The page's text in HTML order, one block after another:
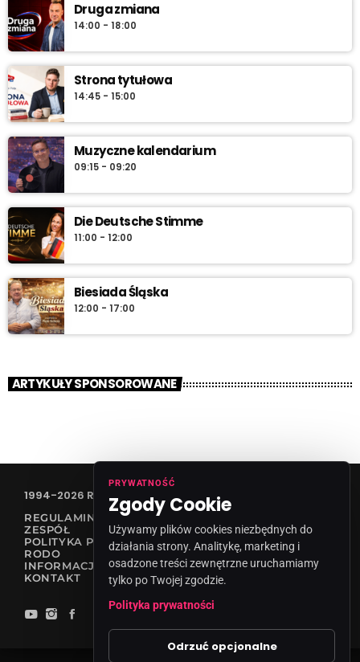
poniedziałku do soboty w godz. 6:00–12:00. Jakub Koniński
serwuje lokalne informacje, pogodę, przegląd wydarzeń i
najlepszą muzykę, która towarzyszy od pierwszych chwil dnia aż
Druga zmiana
14:00 - 18:00
Strona tytułowa
14:45 - 15:00
Muzyczne kalendarium
09:15 - 09:20
Die Deutsche Stimme
11:00 - 12:00
Biesiada Śląska
12:00 - 17:00
ARTYKUŁY SPONSOROWANE
1994-2026 RADIO VANESSA SPÓŁKA Z O.O
REGULAMIN KONKURSÓW
ZESPÓŁ
POLITYKA PRYWATNOŚCI
RODO
INFORMACJA O NADAWCY
KONTAKT
PRYWATNOŚĆ
Zgody Cookie
Używamy plików cookies niezbędnych do
działania strony. Analitykę, marketing i
osadzone treści zewnętrzne uruchamiamy
tylko po Twojej zgodzie.
Polityka prywatności
Odrzuć opcjonalne